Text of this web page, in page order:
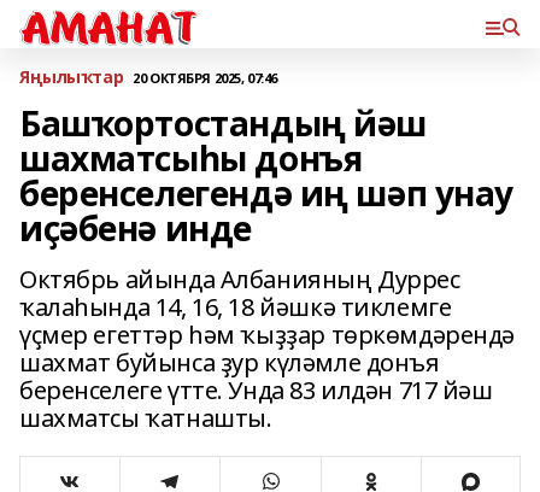
Яңылыҡтар 20 ОКТЯБРЯ 2025, 07:46
Башҡортостандың йәш
шахматсыһы донъя
беренселегендә иң шәп унау
иҫәбенә инде
Октябрь айында Албанияның Дуррес
ҡалаһында 14, 16, 18 йәшкә тиклемге
үҫмер егеттәр һәм ҡыҙҙар төркөмдәрендә
шахмат буйынса ҙур күләмле донъя
беренселеге үтте. Унда 83 илдән 717 йәш
шахматсы ҡатнашты.